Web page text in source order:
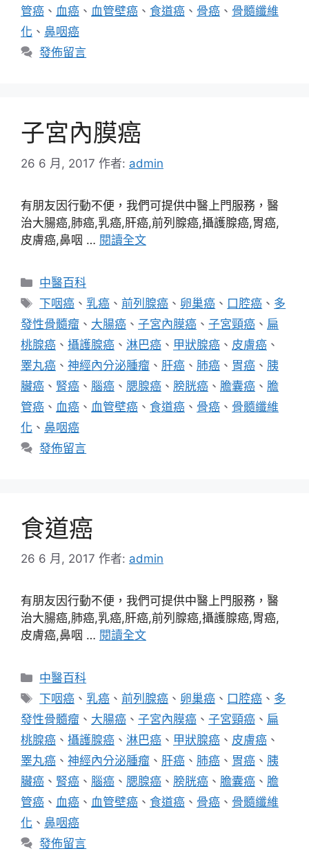
管癌 、 血癌 、 血管壁癌 、 食道癌 、 骨癌 、 骨髓纖維
化 、 鼻咽癌
發佈留言
子宮內膜癌
26 6 月, 2017 作者: admin
有朋友因行動不便，我們可提供中醫上門服務，醫
治大腸癌,肺癌,乳癌,肝癌,前列腺癌,攝護腺癌,胃癌,
皮膚癌,鼻咽 … 閱讀全文
分
類
中醫百科
標
籤
下咽癌 、 乳癌 、前列腺癌 、 卵巢癌 、 口腔癌 、 多
發性骨髓瘤 、 大腸癌 、 子宮內膜癌 、 子宮頸癌 、 扁
桃腺癌 、 攝護腺癌 、 淋巴癌 、 甲狀腺癌 、 皮膚癌 、
睪丸癌 、 神經內分泌腫瘤 、 肝癌 、 肺癌 、 胃癌 、 胰
臟癌 、 腎癌 、 腦癌 、 腮腺癌 、 膀胱癌 、 膽囊癌 、 膽
管癌 、 血癌 、 血管壁癌 、 食道癌 、 骨癌 、 骨髓纖維
化 、 鼻咽癌
發佈留言
食道癌
26 6 月, 2017 作者: admin
有朋友因行動不便，我們可提供中醫上門服務，醫
治大腸癌,肺癌,乳癌,肝癌,前列腺癌,攝護腺癌,胃癌,
皮膚癌,鼻咽 … 閱讀全文
分
類
中醫百科
標
籤
下咽癌 、 乳癌 、前列腺癌 、 卵巢癌 、 口腔癌 、 多
發性骨髓瘤 、 大腸癌 、 子宮內膜癌 、 子宮頸癌 、 扁
桃腺癌 、 攝護腺癌 、 淋巴癌 、 甲狀腺癌 、 皮膚癌 、
睪丸癌 、 神經內分泌腫瘤 、 肝癌 、 肺癌 、 胃癌 、 胰
臟癌 、 腎癌 、 腦癌 、 腮腺癌 、 膀胱癌 、 膽囊癌 、 膽
管癌 、 血癌 、 血管壁癌 、 食道癌 、 骨癌 、 骨髓纖維
化 、 鼻咽癌
發佈留言